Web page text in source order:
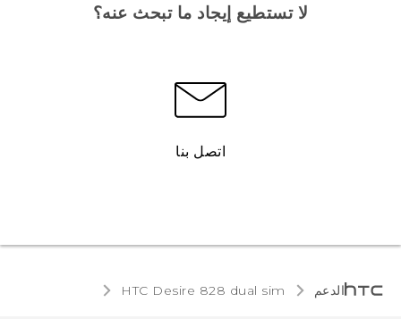
لا تستطيع إيجاد ما تبحث عنه؟
اتصل بنا
الدعم HTC Desire 828 dual sim‎